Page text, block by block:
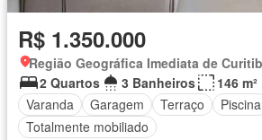
R$ 1.350.000
2 Quartos
3 Banheiros
146 m²
Varanda
Garagem Terraço Piscina
Totalmente mobiliado